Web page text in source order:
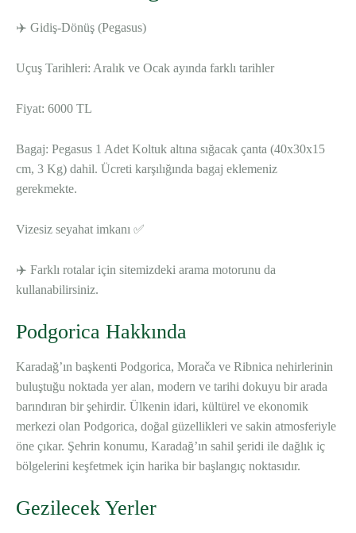
✈️ Gidiş-Dönüş (Pegasus)
Uçuş Tarihleri: Aralık ve Ocak ayında farklı tarihler
Fiyat: 6000 TL
Bagaj: Pegasus 1 Adet Koltuk altına sığacak çanta (40x30x15
cm, 3 Kg) dahil. Ücreti karşılığında bagaj eklemeniz
gerekmekte.
Vizesiz seyahat imkanı ✅
✈️ Farklı rotalar için sitemizdeki arama motorunu da
kullanabilirsiniz.
Podgorica Hakkında
Karadağ’ın başkenti Podgorica, Morača ve Ribnica nehirlerinin
buluştuğu noktada yer alan, modern ve tarihi dokuyu bir arada
barındıran bir şehirdir. Ülkenin idari, kültürel ve ekonomik
merkezi olan Podgorica, doğal güzellikleri ve sakin atmosferiyle
öne çıkar. Şehrin konumu, Karadağ’ın sahil şeridi ile dağlık iç
bölgelerini keşfetmek için harika bir başlangıç noktasıdır.
Gezilecek Yerler